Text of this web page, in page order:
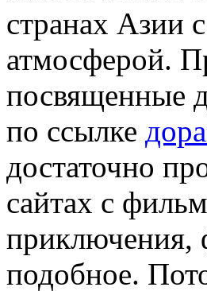
странах Азии
атмосферой.
посвященные
по ссылке
достаточно
сайтах с
приключения,
подобное.